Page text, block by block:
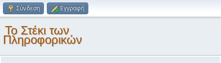
Σύνδεση Εγγραφή
Το Στέκι των
Πληροφορικών